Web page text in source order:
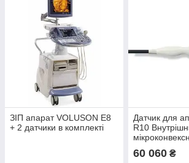
ЗІП апарат VOLUSON E8
+ 2 датчики в комплекті
Датчик для
R10
60 060₴